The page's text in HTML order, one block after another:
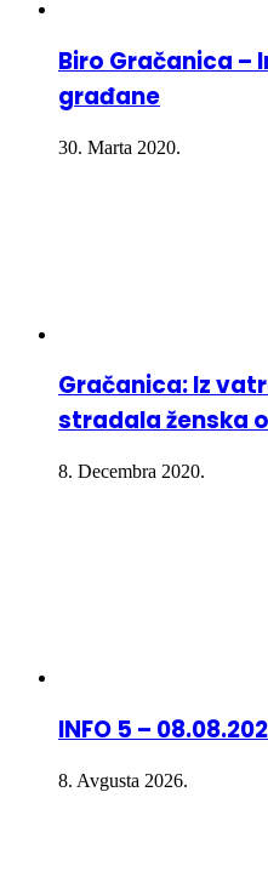
Biro Gračanica –
građane
30. Marta 2020.
Gračanica: Iz
stradala ženska
8. Decembra 2020.
INFO 5 –
8. Avgusta 2026.